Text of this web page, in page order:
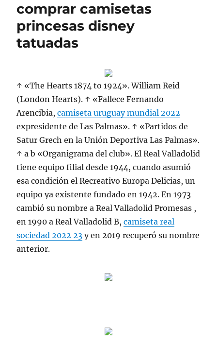
comprar camisetas
princesas disney
tatuadas
↑ «The Hearts 1874 to 1924». William Reid
(London Hearts). ↑ «Fallece Fernando
Arencibia,camiseta uruguay mundial 2022
expresidente de Las Palmas». ↑ «Partidos de
Satur Grech en la Unión Deportiva Las Palmas».
↑ a b «Organigrama del club». El Real Valladolid
tiene equipo filial desde 1944, cuando asumió
esa condición el Recreativo Europa Delicias, un
equipo ya existente fundado en 1942. En 1973
cambió su nombre a Real Valladolid Promesas ,
en 1990 a Real Valladolid B,camiseta real
sociedad 2022 23 y en 2019 recuperó su nombre
anterior.